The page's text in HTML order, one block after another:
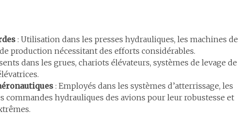
: Utilisation dans les presses hydrauliques, les machines de
production nécessitant des efforts considérables.
dans les grues, chariots élévateurs, systèmes de levage de
: Employés dans les systèmes d’atterrissage, les
commandes hydrauliques des avions pour leur robustesse et